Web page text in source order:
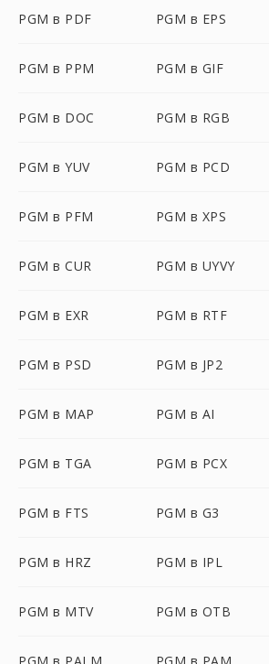
PGM в PDF PGM в EPS
PGM в PPM PGM в GIF
PGM в DOC PGM в RGB
PGM в YUV PGM в PCD
PGM в PFM PGM в XPS
PGM в CUR PGM в UYVY
PGM в EXR PGM в RTF
PGM в PSD PGM в JP2
PGM в MAP PGM в AI
PGM в TGA PGM в PCX
PGM в FTS PGM в G3
PGM в HRZ PGM в IPL
PGM в MTV PGM в OTB